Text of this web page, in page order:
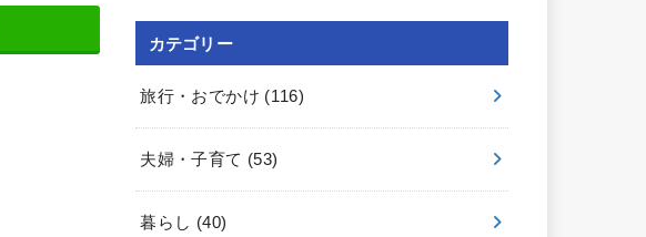
カテゴリー
旅行・おでかけ (116)
夫婦・子育て (53)
暮らし (40)